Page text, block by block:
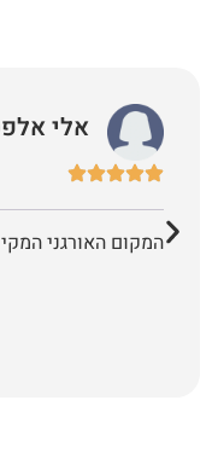
אלי
המקום האורגני